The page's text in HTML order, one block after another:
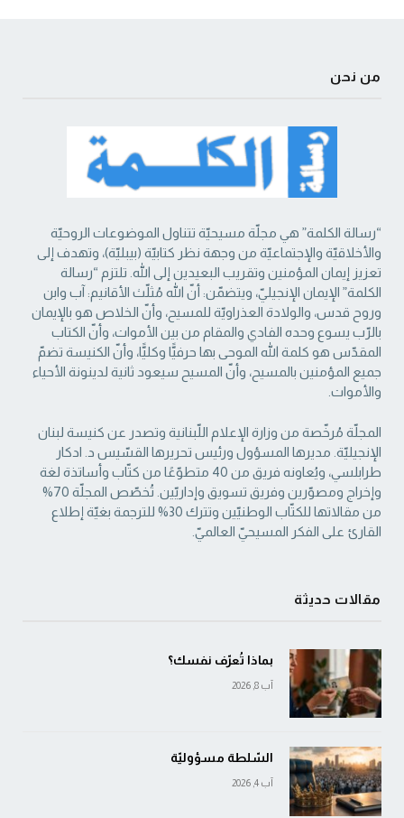
من نحن
“رسالة الكلمة” هي مجلّة مسيحيّة تتناول الموضوعات الروحيّة
والأخلاقيّة والإجتماعيّة من ‏وجهة نظر كتابيّة (بيبليّة)، وتهدف إلى
تعزيز إيمان المؤمنين وتقريب البعيدين إلى الله. تلتزم “رسالة
‏الكلمة” الإيمان الإنجيليّ، ويتضمّن: أنّ الله مُثلّث الأقانيم: آب وابن
وروح قدس، والولادة العذراويّة ‏للمسيح، وأنّ الخلاص هو بالإيمان
بالرّب يسوع وحده الفادي والمقام من بين الأموات، وأنّ الكتاب
‏المقدّس هو كلمة الله الموحى بها حرفيًّا وكليًّا، وأنّ الكنيسة تضمّ
جميع المؤمنين بالمسيح، وأنّ المسيح ‏سيعود ثانية لدينونة الأحياء
والأموات. ‏
المجلّة مُرخّصة من وزارة الإعلام اللّبنانية وتصدر عن كنيسة لبنان
الإنجيليّة. مديرها المسؤول ‏ورئيس تحريرها القسّيس د. ادكار
طرابلسي، ويُعاونه فريق من 40 متطوّعًا من كتّاب وأساتذة لغة
‏وإخراج ومصوّرين وفريق تسويق وإداريّين. تُخصّص المجلّة 70%
من مقالاتها للكتّاب الوطنيّين ‏وتترك 30% للترجمة بغيّة إطلاع
القارئ على الفكر المسيحيّ العالميّ.‏
مقالات حديثة
بماذا تُعرّف نفسك؟
آب 8, 2026
السّلطة مسؤوليّة
آب 4, 2026